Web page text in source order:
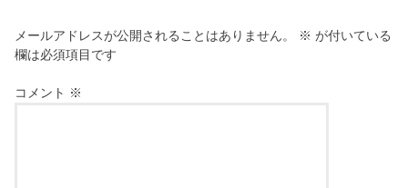
メールアドレスが公開されることはありません。 ※ が付いている
欄は必須項目です
コメント ※